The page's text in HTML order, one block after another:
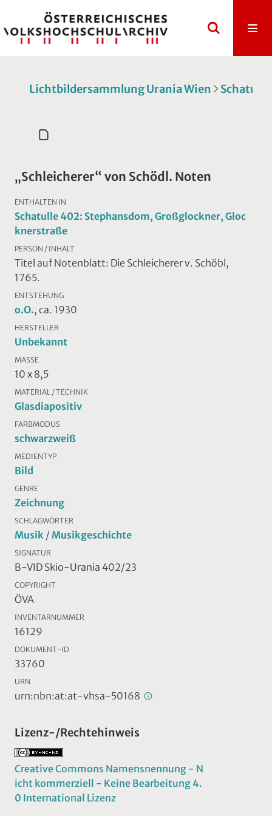
Lichtbildersammlung Urania Wien
„Schleicherer“ von Schödl. Noten
ENTHALTEN IN
Schatulle 402: Stephansdom, Großglockner, Gloc
knerstraße
PERSON / INHALT
Titel auf Notenblatt: Die Schleicherer v. Schöbl,
1765.
ENTSTEHUNG
o.O., ca. 1930
HERSTELLER
Unbekannt
MASSE
10 x 8,5
MATERIAL / TECHNIK
Glasdiapositiv
FARBMODUS
schwarzweiß
MEDIENTYP
Bild
GENRE
Zeichnung
SCHLAGWÖRTER
Musik / Musikgeschichte
SIGNATUR
B-VID Skio-Urania 402/23
COPYRIGHT
ÖVA
INVENTARNUMMER
16129
DOKUMENT-ID
33760
URN
urn:nbn:at:at-vhsa-50168
Lizenz-/Rechtehinweis
Creative Commons Namensnennung - N
icht kommerziell - Keine Bearbeitung 4.
0 International Lizenz